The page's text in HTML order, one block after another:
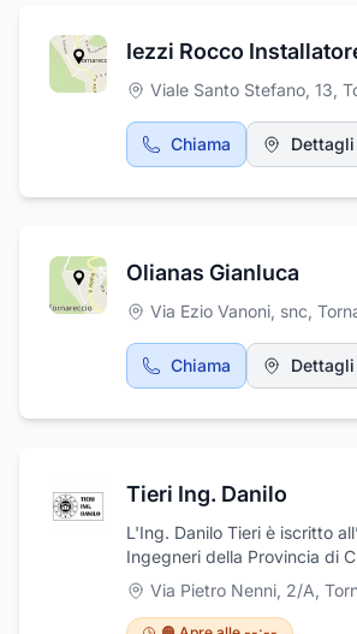
Viale Santo Stefano, 13,
Chiama Dettagli
Olianas Gianluca
Via Ezio Vanoni, snc,
Chiama Dettagli
Tieri Ing. Danilo
L'Ing. Danilo Tieri è iscritto
Ingegneri della Provincia di
Grazie all'esperienza
grado di offrire al cliente
personalizzate per ogni
Via Pietro Nenni, 2/A,